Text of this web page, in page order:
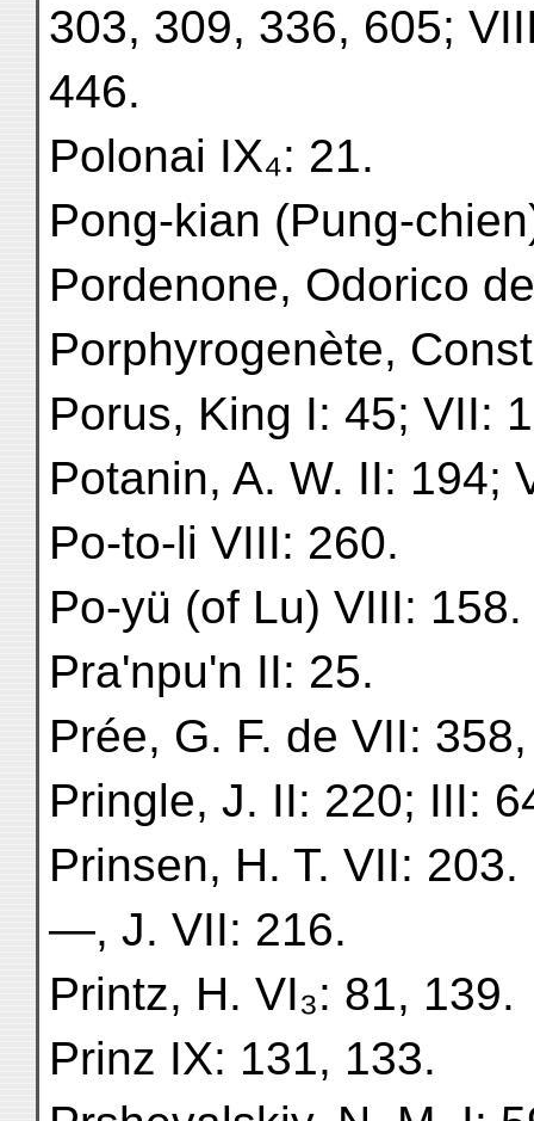
303, 309, 336, 605;
446.
Polonai IX₄: 21.
Pong-kian (Pung-
Pordenone, Odorico
Porphyrogenète,
Porus, King I: 45; VII:
Potanin, A. W. II: 194;
Po-to-li VIII: 260.
Po-yü (of Lu) VIII: 158.
Pra'npu'n II: 25.
Prée, G. F. de VII:
Pringle, J. II: 220; III:
Prinsen, H. T. VII: 203.
—, J. VII: 216.
Printz, H. VI₃: 81, 139.
Prinz IX: 131, 133.